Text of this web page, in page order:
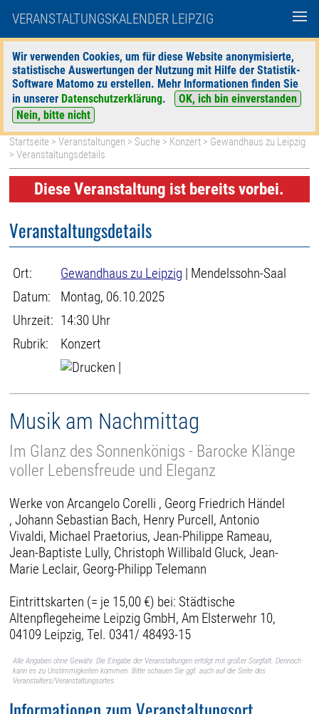
VERANSTALTUNGSKALENDER LEIPZIG
Wir verwenden Cookies, um für diese Website anonymisierte,
statistische Auswertungen der Nutzung mit Hilfe der Statistik-
Software Matomo zu erstellen. Mehr Informationen finden Sie
in unserer Datenschutzerklärung.
OK, ich bin einverstanden
Nein, bitte nicht
heute|morgen|Detaillierte Suche
Startseite >Veranstaltungen > Suche > Konzert > Gewandhaus zu Leipzig
> Veranstaltungsdetails
Diese Veranstaltung ist bereits vorbei.
Veranstaltungsdetails
Ort: Gewandhaus zu Leipzig | Mendelssohn-Saal
Datum:
Montag, 06.10.2025
Uhrzeit: 14:30 Uhr
Rubrik:
Konzert
|
Musik am Nachmittag
Im Glanz des Sonnenkönigs - Barocke Klänge
voller Lebensfreude und Eleganz
Werke von Arcangelo Corelli , Georg Friedrich Händel
, Johann Sebastian Bach, Henry Purcell, Antonio
Vivaldi, Michael Praetorius, Jean-Philippe Rameau,
Jean-Baptiste Lully, Christoph Willibald Gluck, Jean-
Marie Leclair, Georg-Philipp Telemann
Eintrittskarten (= je 15,00 €) bei: Städtische
Altenpflegeheime Leipzig GmbH, Am Elsterwehr 10,
04109 Leipzig, Tel. 0341/ 48493-15
Alle Angaben ohne Gewähr. Die Eingabe der Veranstaltungen erfolgt mit großer Sorgfalt. Dennoch
kann es zu Unstimmigkeiten kommen. Bitte schauen Sie ggf. auch auf die Seite des
Veranstalters/Veranstaltungsortes.